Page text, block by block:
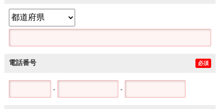
電話番号 必須
- -